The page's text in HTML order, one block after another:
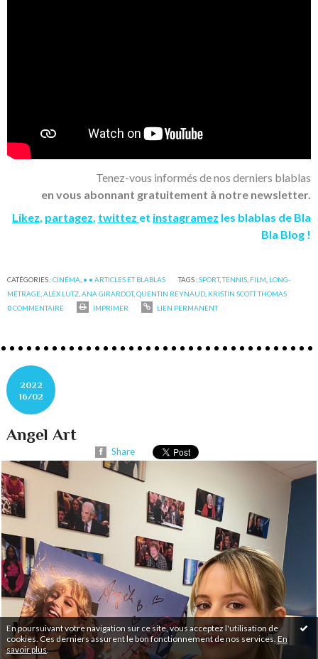
En poursuivant votre navigation sur ce site, vous acceptez l'utilisation de
cookies. Ces derniers assurent le bon fonctionnement de nos services. En
savoir plus.
Tenez-vous informés de nos derniers blablas
en vous abonnant gratuitement à notre newsletter.
Likez, partagez, twittez et instagramez les blablas de Bla
Bla Blog !
CATÉGORIES :CINÉMA • • ARTICLES ET BLABLAS TAGS :SPORT,TENNIS FILM LONG-
MÉTRAGE ,ALEX LUTZ ,ANA GIRARDOT,QUENTIN REYNAUD KRISTIN SCOTT THOMAS
0COMMENTAIRE IMPRIMER LIEN PERMANENT
2022
16/02
Angel Art
Share